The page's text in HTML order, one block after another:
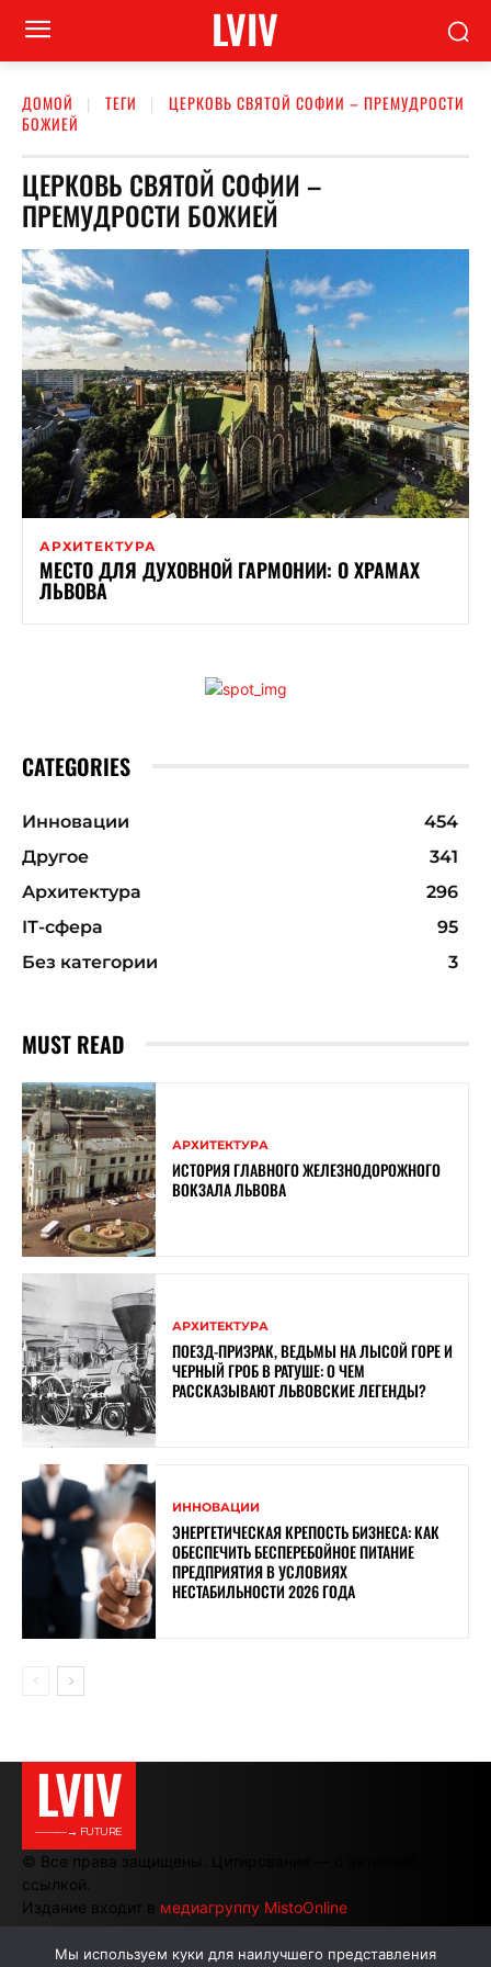
LVIV
ДОМОЙ ТЕГИ
ЦЕРКОВЬ СВЯТОЙ СОФИИ – ПРЕМУДРОСТИ
БОЖИЕЙ
ЦЕРКОВЬ СВЯТОЙ СОФИИ –
ПРЕМУДРОСТИ БОЖИЕЙ
АРХИТЕКТУРА
МЕСТО ДЛЯ ДУХОВНОЙ ГАРМОНИИ: О ХРАМАХ
ЛЬВОВА
CATEGORIES
Инновации
454
Другое
341
Архитектура
296
ІТ-сфера
95
Без категории
3
MUST READ
АРХИТЕКТУРА
ИСТОРИЯ ГЛАВНОГО ЖЕЛЕЗНОДОРОЖНОГО
ВОКЗАЛА ЛЬВОВА
АРХИТЕКТУРА
ПОЕЗД-ПРИЗРАК, ВЕДЬМЫ НА ЛЫСОЙ ГОРЕ И
ЧЕРНЫЙ ГРОБ В РАТУШЕ: О ЧЕМ
РАССКАЗЫВАЮТ ЛЬВОВСКИЕ ЛЕГЕНДЫ?
ИННОВАЦИИ
ЭНЕРГЕТИЧЕСКАЯ КРЕПОСТЬ БИЗНЕСА: КАК
ОБЕСПЕЧИТЬ БЕСПЕРЕБОЙНОЕ ПИТАНИЕ
ПРЕДПРИЯТИЯ В УСЛОВИЯХ
НЕСТАБИЛЬНОСТИ 2026 ГОДА
LVIV
———→ FUTURE
© Все права защищены. Цитирование — с активной
ссылкой.
Издание входит в медиагруппу MistoOnline
Мы используем куки для наилучшего представления